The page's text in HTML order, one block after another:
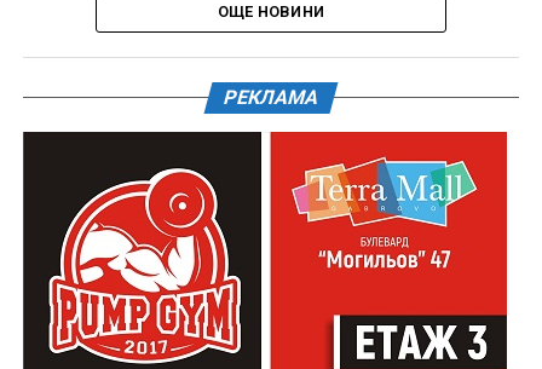
ОЩЕ НОВИНИ
РЕКЛАМА